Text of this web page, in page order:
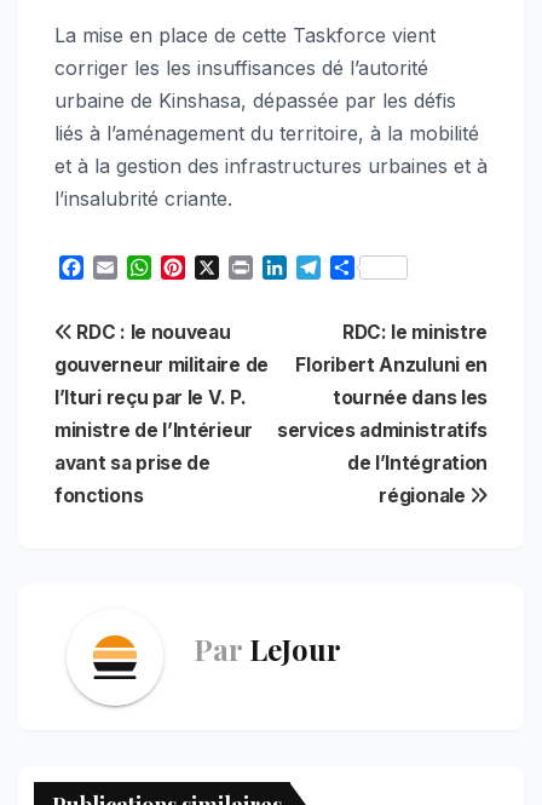
La mise en place de cette Taskforce vient
corriger les les insuffisances dé l’autorité
urbaine de Kinshasa, dépassée par les défis
liés à l’aménagement du territoire, à la mobilité
et à la gestion des infrastructures urbaines et à
l’insalubrité criante.
e
b
o
o
k
l
W
t
s
A
p
p
t
e
r
e
s
t
t
e
n
g
m
S
r
e
Navigation
de
l’article
RDC: le ministre
Floribert Anzuluni en
tournée dans les
services administratifs
de l’Intégration
régionale
RDC : le nouveau
gouverneur militaire de
l’Ituri reçu par le V. P.
ministre de l’Intérieur
avant sa prise de
fonctions
Par LeJour